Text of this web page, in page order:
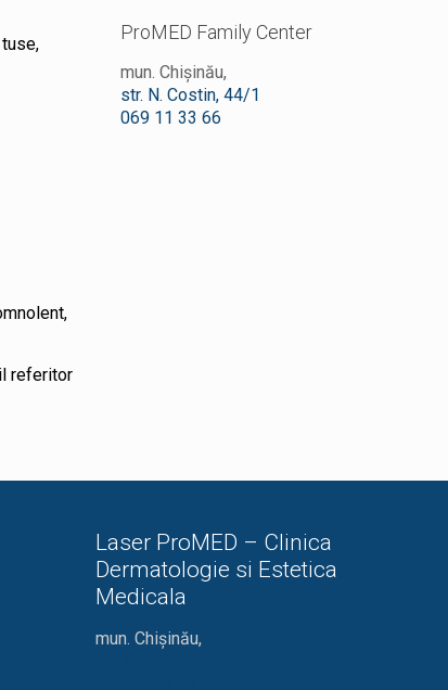
referitor
ProMED Family Center
mun. Chișinău,
str. N. Costin, 44/1
069 11 33 66
Laser ProMED – Clinica
Dermatologie si Estetica
Medicala
mun. Chișinău,